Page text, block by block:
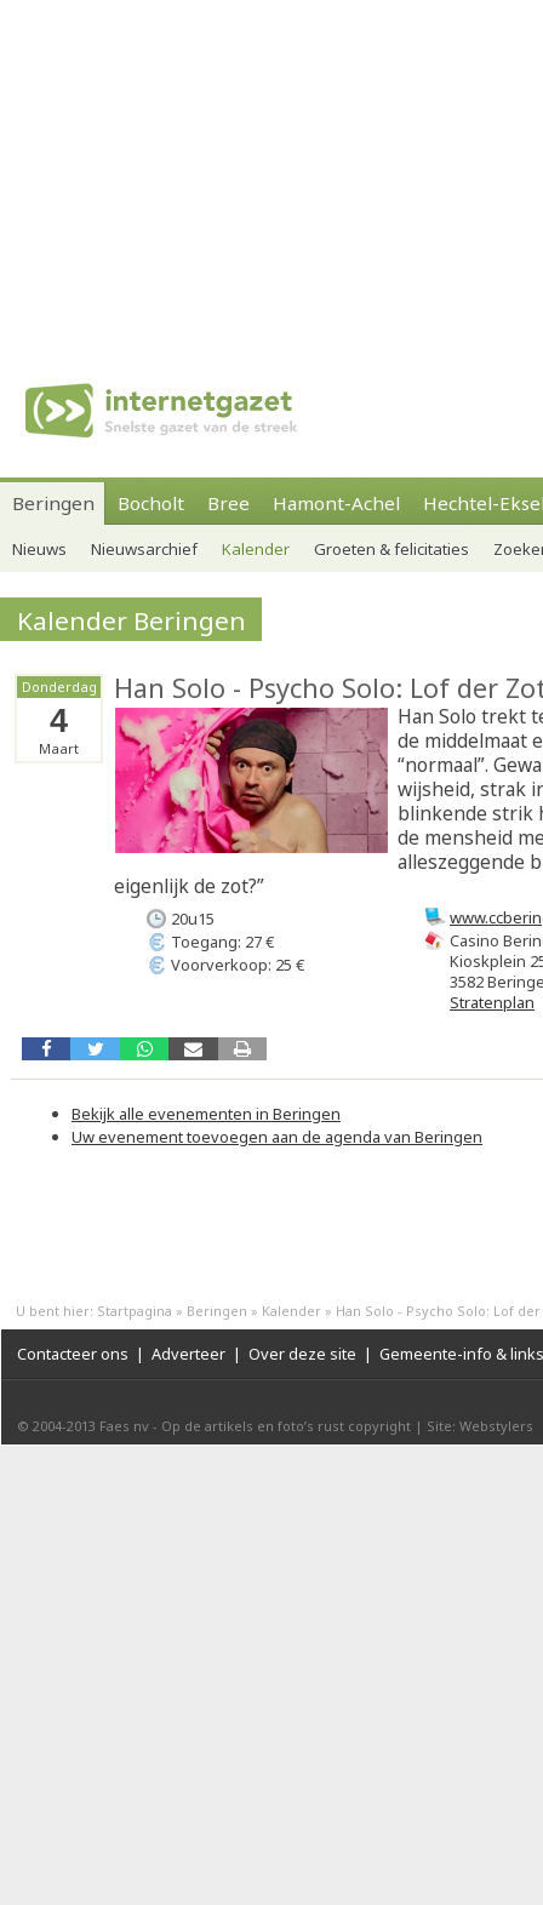
Beringen Bocholt Bree Hamont-Achel Hechtel-
Nieuws Nieuwsarchief Kalender Groeten & felicitaties
Kalender Beringen
Donderdag
4
Maart
Han Solo - Psycho Solo: Lof der
Han Solo trekt
de middelmaat
“normaal”.
wijsheid, strak
blinkende strik
de mensheid
alleszeggende
eigenlijk de zot?”
Casino
Kioskplein
3582
Stratenplan
20u15
Toegang: 27 €
Voorverkoop: 25 €
Bekijk alle evenementen in Beringen
Uw evenement toevoegen aan de agenda van Beringen
U bent hier: Startpagina » Beringen » Kalender » Han Solo - Psycho Solo: Lof
Contacteer ons | Adverteer | Over deze site | Gemeente-info & links
© 2004-2013 Faes nv - Op de artikels en foto’s rust copyright | Site: Webstylers